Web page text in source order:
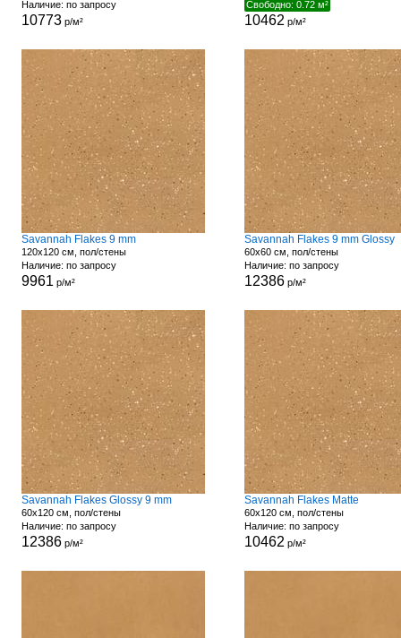
Наличие: по запросу
10773р/м²
Свободно: 0.72 м²
10462 р/м²
Savannah Flakes 9 mm
120x120 см, пол/стены
Наличие: по запросу
9961 р/м²
Savannah Flakes 9 mm Glossy
60x60 см, пол/стены
Наличие: по запросу
12386р/м²
Savannah Flakes Glossy 9 mm
60x120 см, пол/стены
Наличие: по запросу
12386р/м²
Savannah Flakes Matte
60x120 см, пол/стены
Наличие: по запросу
10462 р/м²